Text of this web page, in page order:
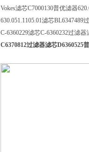
Vokes滤芯C7000130普优滤器
630.051.1105.01滤芯BL6347489
C-6360229滤芯C-6360232过滤器
C6370812过滤器滤芯D6360525